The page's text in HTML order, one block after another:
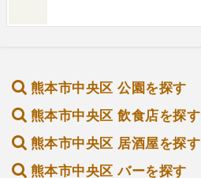
熊本市中央区 公園を探す
熊本市中央区 飲食店を探す
熊本市中央区 居酒屋を探す
熊本市中央区 バーを探す